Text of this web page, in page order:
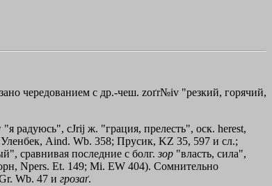
чередованием с др.-чеш. zoґr№iv "резкий, горячий,
"я радуюсь", cЈrij ж. "грация, прелесть", оск. herest,
Aind. Wb. 358; Прусик, KZ 35, 597 и сл.;
сравнивая последние с болг. зор "власть, сила",
Npers. Еt. 149; Мi. ЕW 404). Сомнительно
Wb. 47 и грозаґ.